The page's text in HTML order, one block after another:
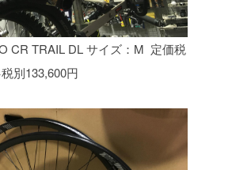
CR TRAIL DL サイズ：M 定価税
別133,600円